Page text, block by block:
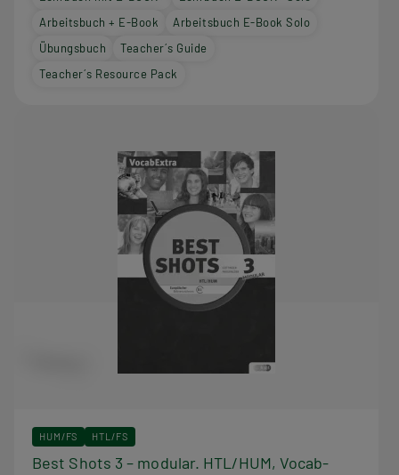
Arbeitsbuch + E-Book
Arbeitsbuch E-Book Solo
Übungsbuch
Teacher´s Guide
Teacher´s Resource Pack
HUM/FS HTL/FS
Best Shots 3 – modular. HTL/HUM, Vocab-